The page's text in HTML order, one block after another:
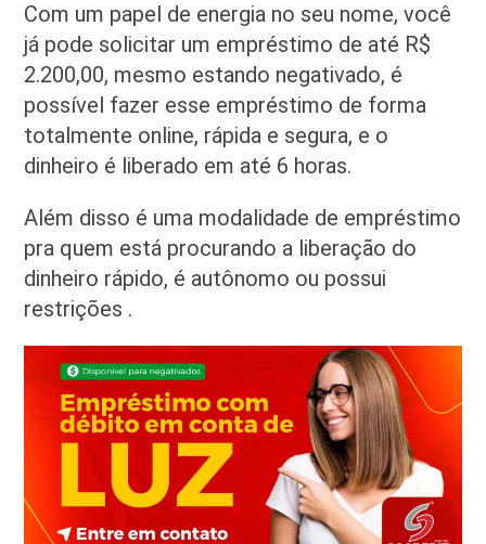
Com um papel de energia no seu nome, você
já pode solicitar um empréstimo de até R$
2.200,00, mesmo estando negativado, é
possível fazer esse empréstimo de forma
totalmente online, rápida e segura, e o
dinheiro é liberado em até 6 horas.
Além disso é uma modalidade de empréstimo
pra quem está procurando a liberação do
dinheiro rápido, é autônomo ou possui
restrições .